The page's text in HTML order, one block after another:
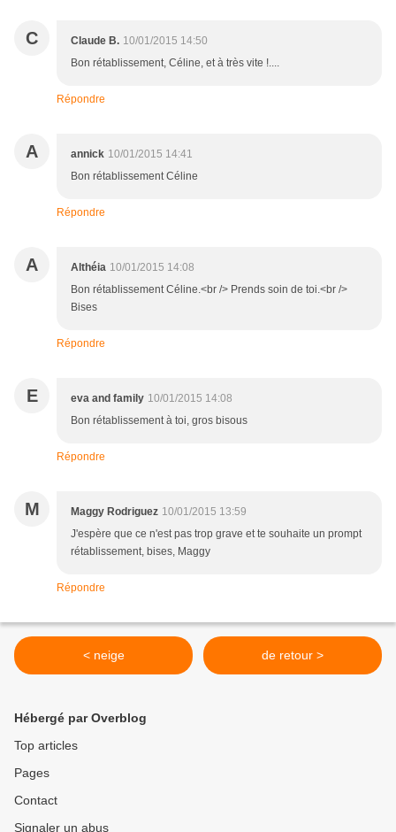
C Claude B. 10/01/2015 14:50
Bon rétablissement, Céline, et à très vite !....
Répondre
A annick 10/01/2015 14:41
Bon rétablissement Céline
Répondre
A Althéia 10/01/2015 14:08
Bon rétablissement Céline.<br /> Prends soin de toi.<br />
Bises
Répondre
E eva and family 10/01/2015 14:08
Bon rétablissement à toi, gros bisous
Répondre
M Maggy Rodriguez 10/01/2015 13:59
J'espère que ce n'est pas trop grave et te souhaite un prompt
rétablissement, bises, Maggy
Répondre
< neige de retour >
Hébergé par Overblog
Top articles
Pages
Contact
Signaler un abus